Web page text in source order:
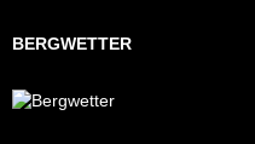
BERGWETTER